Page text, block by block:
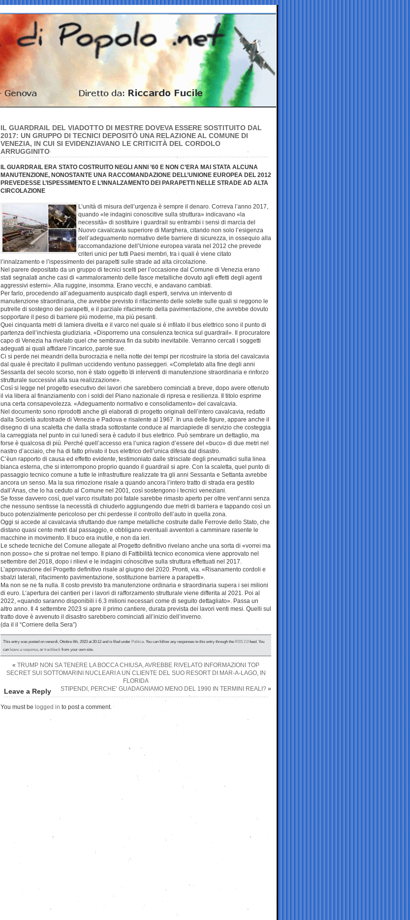
IL GUARDRAIL DEL VIADOTTO DI MESTRE DOVEVA ESSERE SOSTITUITO DAL
2017: UN GRUPPO DI TECNICI DEPOSITÒ UNA RELAZIONE AL COMUNE DI
VENEZIA, IN CUI SI EVIDENZIAVANO LE CRITICITÀ DEL CORDOLO
ARRUGGINITO
IL GUARDRAIL ERA STATO COSTRUITO NEGLI ANNI ’60 E NON C’ERA MAI STATA ALCUNA
MANUTENZIONE, NONOSTANTE UNA RACCOMANDAZIONE DELL’UNIONE EUROPEA DEL 2012
PREVEDESSE L’ISPESSIMENTO E L’INNALZAMENTO DEI PARAPETTI NELLE STRADE AD ALTA
CIRCOLAZIONE
L’unità di misura dell’urgenza è sempre il denaro. Correva l’anno 2017,
quando «le indagini conoscitive sulla struttura» indicavano «la
necessità» di sostituire i guardrail su entrambi i sensi di marcia del
Nuovo cavalcavia superiore di Marghera, citando non solo l’esigenza
dell’adeguamento normativo delle barriere di sicurezza, in ossequio alla
raccomandazione dell’Unione europea varata nel 2012 che prevede
criteri unici per tutti Paesi membri, tra i quali è viene citato
l’innalzamento e l’ispessimento dei parapetti sulle strade ad alta circolazione.
Nel parere depositato da un gruppo di tecnici scelti per l’occasione dal Comune di Venezia erano
stati segnalati anche casi di «ammaloramento delle fasce metalliche dovuto agli effetti degli agenti
aggressivi esterni». Alla ruggine, insomma. Erano vecchi, e andavano cambiati.
Per farlo, procedendo all’adeguamento auspicato dagli esperti, serviva un intervento di
manutenzione straordinaria, che avrebbe previsto il rifacimento delle solette sulle quali si reggono le
putrelle di sostegno dei parapetti, e il parziale rifacimento della pavimentazione, che avrebbe dovuto
sopportare il peso di barriere più moderne, ma più pesanti.
Quei cinquanta metri di lamiera divelta e il varco nel quale si è infilato il bus elettrico sono il punto di
partenza dell’inchiesta giudiziaria. «Disporremo una consulenza tecnica sul guardrail». Il procuratore
capo di Venezia ha rivelato quel che sembrava fin da subito inevitabile. Verranno cercati i soggetti
adeguati ai quali affidare l’incarico, parole sue.
Ci si perde nei meandri della burocrazia e nella notte dei tempi per ricostruire la storia del cavalcavia
dal quale è precitato il pullman uccidendo ventuno passeggeri. «Completato alla fine degli anni
Sessanta del secolo scorso, non è stato oggetto di interventi di manutenzione straordinaria e rinforzo
strutturale successivi alla sua realizzazione».
Così si legge nel progetto esecutivo dei lavori che sarebbero cominciati a breve, dopo avere ottenuto
il via libera al finanziamento con i soldi del Piano nazionale di ripresa e resilienza. Il titolo esprime
una certa consapevolezza. «Adeguamento normativo e consolidamento» del cavalcavia.
Nel documento sono riprodotti anche gli elaborati di progetto originali dell’intero cavalcavia, redatto
dalla Società autostrade di Venezia e Padova e risalente al 1967. In una delle figure, appare anche il
disegno di una scaletta che dalla strada sottostante conduce al marciapiede di servizio che costeggia
la carreggiata nel punto in cui lunedì sera è caduto il bus elettrico. Può sembrare un dettaglio, ma
forse è qualcosa di più. Perché quell’accesso era l’unica ragion d’essere del «buco» di due metri nel
nastro d’acciaio, che ha di fatto privato il bus elettrico dell’unica difesa dal disastro.
C’èun rapporto di causa ed effetto evidente, testimoniato dalle strisciate degli pneumatici sulla linea
bianca esterna, che si interrompono proprio quando il guardrail si apre. Con la scaletta, quel punto di
passaggio tecnico comune a tutte le infrastrutture realizzate tra gli anni Sessanta e Settanta avrebbe
ancora un senso. Ma la sua rimozione risale a quando ancora l’intero tratto di strada era gestito
dall’Anas, che lo ha ceduto al Comune nel 2001, così sostengono i tecnici veneziani.
Se fosse davvero così, quel varco risultato poi fatale sarebbe rimasto aperto per oltre vent’anni senza
che nessuno sentisse la necessità di chiuderlo aggiungendo due metri di barriera e tappando così un
buco potenzialmente pericoloso per chi perdesse il controllo dell’auto in quella zona.
Oggi si accede al cavalcavia sfruttando due rampe metalliche costruite dalle Ferrovie dello Stato, che
distano quasi cento metri dal passaggio, e obbligano eventuali avventori a camminare rasente le
macchine in movimento. Il buco era inutile, e non da ieri.
Le schede tecniche del Comune allegate al Progetto definitivo rivelano anche una sorta di «vorrei ma
non posso» che si protrae nel tempo. Il piano di Fattibilità tecnico economica viene approvato nel
settembre del 2018, dopo i rilievi e le indagini conoscitive sulla struttura effettuati nel 2017.
L’approvazione del Progetto definitivo risale al giugno del 2020. Pronti, via. «Risanamento cordoli e
sbalzi laterali, rifacimento pavimentazione, sostituzione barriere a parapetti».
Ma non se ne fa nulla. Il costo previsto tra manutenzione ordinaria e straordinaria supera i sei milioni
di euro. L’apertura dei cantieri per i lavori di rafforzamento strutturale viene differita al 2021. Poi al
2022, «quando saranno disponibili i 6.3 milioni necessari come di seguito dettagliato». Passa un
altro anno. Il 4 settembre 2023 si apre il primo cantiere, durata prevista dei lavori venti mesi. Quelli sul
tratto dove è avvenuto il disastro sarebbero cominciati all’inizio dell’inverno.
(da il il “Corriere della Sera”)
This entry was posted on venerdì, Ottobre 6th, 2023 at 20:12 and is filed underPolitica. You can follow any responses to this entry through theRSS 2.0feed. You
canleave a response, ortrackbackfrom your own site.
« TRUMP NON SA TENERE LA BOCCA CHIUSA, AVREBBE RIVELATO INFORMAZIONI TOP
SECRET SUI SOTTOMARINI NUCLEARI A UN CLIENTE DEL SUO RESORT DI MAR-A-LAGO, IN
FLORIDA
STIPENDI, PERCHE’ GUADAGNIAMO MENO DEL 1990 IN TERMINI REALI? »
Leave a Reply
You must be logged in to post a comment.